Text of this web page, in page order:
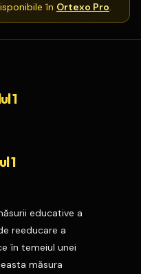
în Ortexo Pro.
1
1
educative a
reeducare a
în temeiul unei
măsura